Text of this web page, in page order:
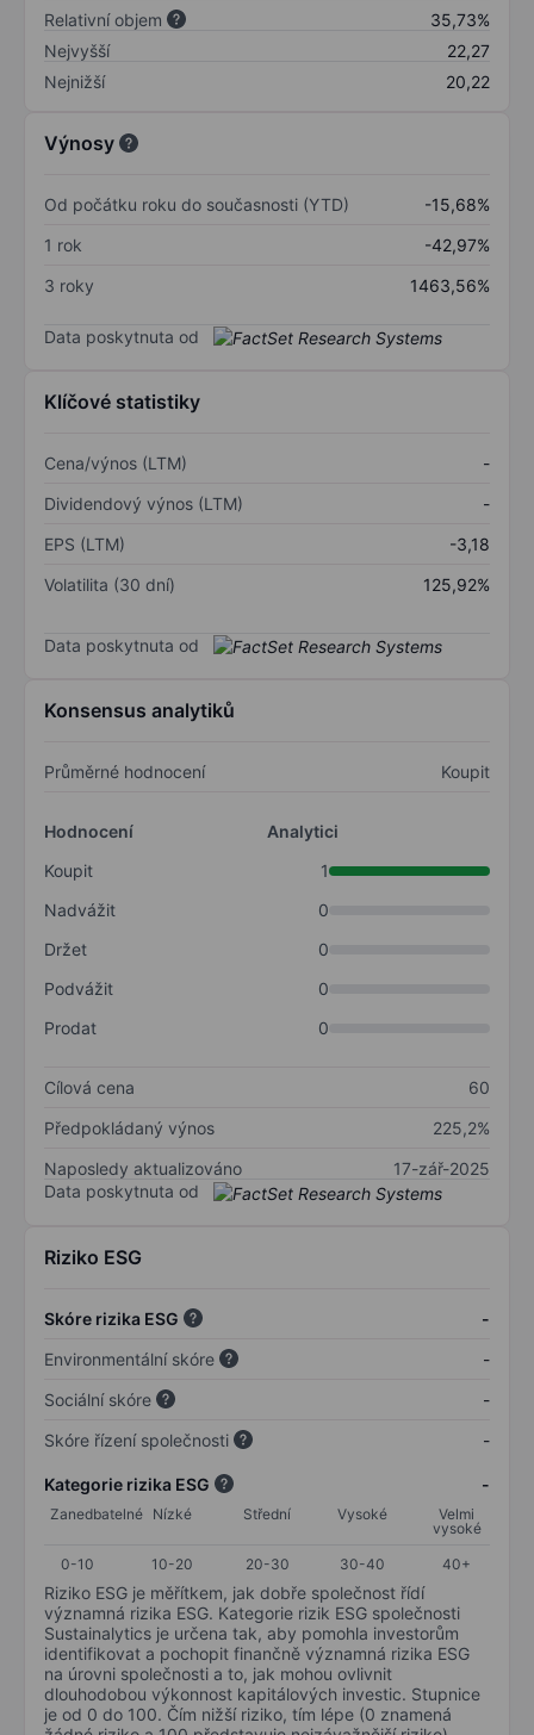
Relativní objem
35,73%
Nejvyšší
22,27
Nejnižší
20,22
Výnosy
Od počátku roku do současnosti (YTD)
-15,68%
1 rok
-42,97%
3 roky
1463,56%
Data poskytnuta od
Klíčové statistiky
Cena/výnos (LTM)
-
Dividendový výnos (LTM)
-
EPS (LTM)
-3,18
Volatilita (30 dní)
125,92%
Data poskytnuta od
Konsensus analytiků
Průměrné hodnocení Koupit
Hodnocení
Analytici
Koupit
1
Nadvážit
0
Držet
0
Podvážit
0
Prodat
0
Cílová cena
60
Předpokládaný výnos
225,2%
Naposledy aktualizováno
17-zář-2025
Data poskytnuta od
Riziko ESG
Skóre rizika ESG
-
Environmentální skóre
-
Sociální skóre
-
Skóre řízení společnosti
-
Kategorie rizika ESG -
Zanedbatelné Nízké Střední Vysoké
Velmi
vysoké
0-10
10-20 20-30 30-40 40+
Riziko ESG je měřítkem, jak dobře společnost řídí
významná rizika ESG. Kategorie rizik ESG společnosti
Sustainalytics je určena tak, aby pomohla investorům
identifikovat a pochopit finančně významná rizika ESG
na úrovni společnosti a to, jak mohou ovlivnit
dlouhodobou výkonnost kapitálových investic. Stupnice
je od 0 do 100. Čím nižší riziko, tím lépe (0 znamená